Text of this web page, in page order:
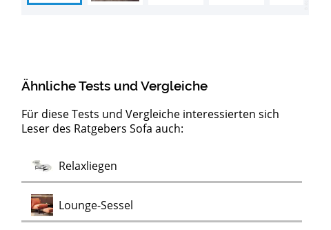
Ähnliche Tests und Vergleiche
Für diese Tests und Vergleiche interessierten sich
Leser des Ratgebers Sofa auch:
Relaxliegen
Lounge-Sessel
Lowboards
SideboardsTest
Kommoden
Barock
KommodenTest
ClubsesselTest
MöbelklassikerTest
SchaukelstühleTest
VitrinenTest
Wohnwände
ChaiselonguesTest
Vintage SesselTest